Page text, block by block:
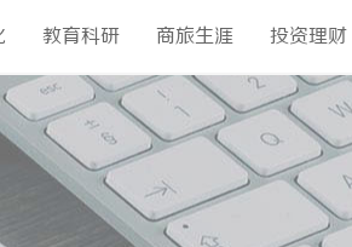
教育科研 商旅生涯 投资理财